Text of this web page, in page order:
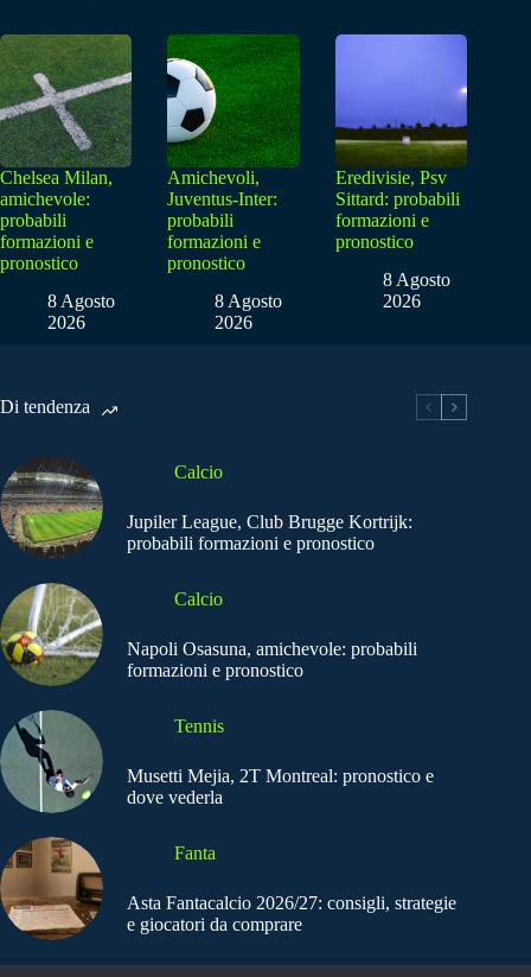
Chelsea Milan,
amichevole:
probabili
formazioni e
pronostico
8 Agosto
2026
Amichevoli,
Juventus-Inter:
probabili
formazioni e
pronostico
8 Agosto
2026
Eredivisie, Psv
Sittard: probabili
formazioni e
pronostico
8 Agosto
2026
Di tendenza
Calcio
Jupiler League, Club Brugge Kortrijk:
probabili formazioni e pronostico
Calcio
Napoli Osasuna, amichevole: probabili
formazioni e pronostico
Tennis
Musetti Mejia, 2T Montreal: pronostico e
dove vederla
Fanta
Asta Fantacalcio 2026/27: consigli, strategie
e giocatori da comprare